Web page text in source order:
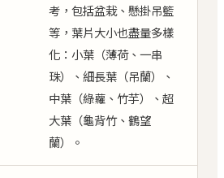
考，包括盆栽、懸掛吊籃
等，葉片大小也盡量多樣
化：小葉（薄荷、一串
珠）、細長葉（吊蘭）、
中葉（綠蘿、竹芋）、超
大葉（龜背竹、鶴望
蘭）。